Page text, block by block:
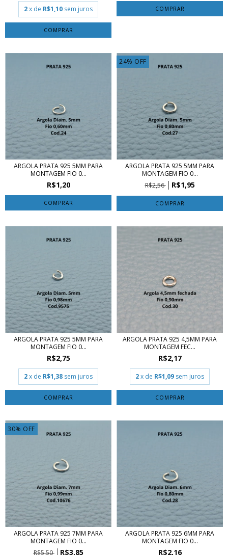
2x de R$1,10 sem juros
COMPRAR
COMPRAR
ARGOLA PRATA 925 5MM PARA
MONTAGEM FIO 0...
R$1,20
COMPRAR
24% OFF
ARGOLA PRATA 925 5MM PARA
MONTAGEM FIO 0...
R$2,56
R$1,95
COMPRAR
ARGOLA PRATA 925 5MM PARA
MONTAGEM FIO 0...
R$2,75
2x de R$1,38 sem juros
COMPRAR
ARGOLA PRATA 925 4,5MM PARA
MONTAGEM FEC...
R$2,17
2x de R$1,09 sem juros
COMPRAR
30% OFF
ARGOLA PRATA 925 7MM PARA
MONTAGEM FIO 0...
R$5,50
R$3,85
ARGOLA PRATA 925 6MM PARA
MONTAGEM FIO 0...
R$2,16